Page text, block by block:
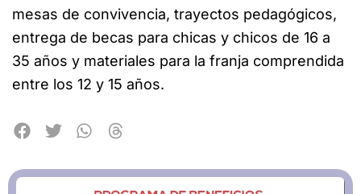
mesas de convivencia, trayectos pedagógicos,
entrega de becas para chicas y chicos de 16 a
35 años y materiales para la franja comprendida
entre los 12 y 15 años.